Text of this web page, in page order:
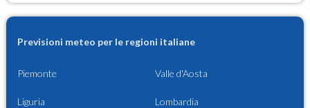
Previsioni meteo per le regioni italiane
Piemonte Valle d'Aosta
Liguria Lombardia